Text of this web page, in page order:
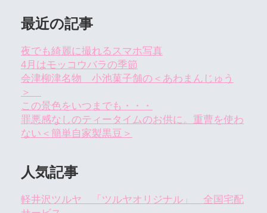
最近の記事
夜でも綺麗に撮れるスマホ写真
4月はモッコウバラの季節
会津柳津名物 小池菓子舗の＜あわまんじゅう
＞
この景色をいつまでも・・・
罪悪感なしのティータイムのお供に。重曹を使わ
ない＜簡単自家製黒豆＞
人気記事
軽井沢ツルヤ 「ツルヤオリジナル」 全国宅配